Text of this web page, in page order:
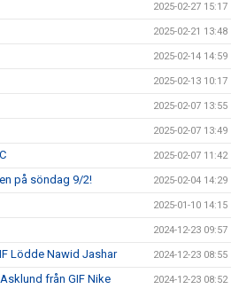
2025-02-27 15:17
2025-02-21 13:48
2025-02-14 14:59
2025-02-13 10:17
2025-02-07 13:55
2025-02-07 13:49
2025-02-07 11:42
på söndag 9/2! 2025-02-04 14:29
2025-01-10 14:15
2024-12-23 09:57
Lödde Nawid Jashar 2024-12-23 08:55
från GIF Nike 2024-12-23 08:52